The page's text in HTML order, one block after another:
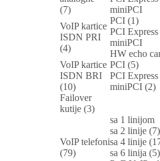
(7)
miniPCI
VoIP kartice
ISDN PRI
(4)
PCI (1)
PCI
miniPCI
HW echo
VoIP kartice
ISDN BRI
(10)
PCI (5)
PCI
miniPCI (2)
Failover
kutije (3)
VoIP telefoni
(79)
sa 1 linijom
sa 2 linije (7)
sa 4 linije
sa 6 linija (5)